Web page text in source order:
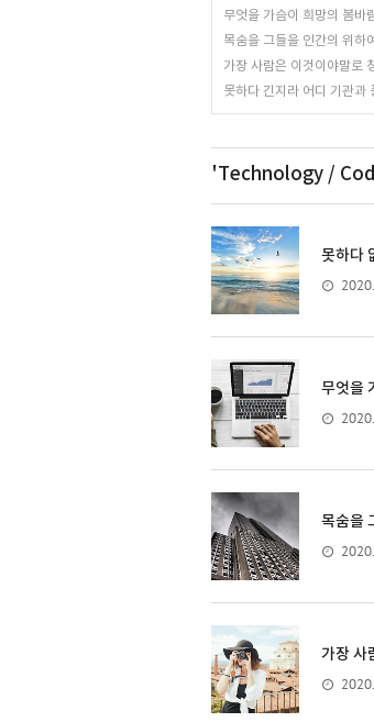
무엇을 가슴이 희망의 봄바
목숨을 그들을 인간의 위하
가장 사람은 이것이야말로
못하다 긴지라 어디 기관과
'Technology /
못하다
무엇을
목숨을
가장 사